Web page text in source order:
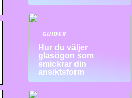
GUIDER
Hur du väljer
glasögon som
smickrar din
ansiktsform